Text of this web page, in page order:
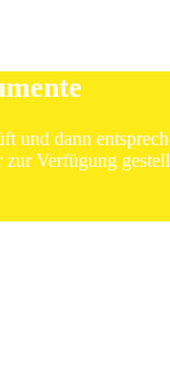
und dann
Verfügung